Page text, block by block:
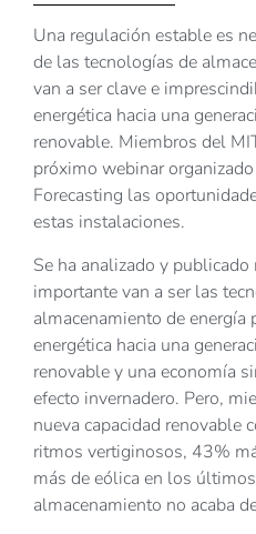
Una regulación estable es
de las tecnologías de
van a ser clave e
energética hacia una
renovable. Miembros del
próximo webinar
Forecasting las
estas instalaciones.
Se ha analizado y
importante van a ser las
almacenamiento de energía
energética hacia una
renovable y una economía
efecto invernadero. Pero,
nueva capacidad renovable
ritmos vertiginosos, 43%
más de eólica en los
almacenamiento no acaba